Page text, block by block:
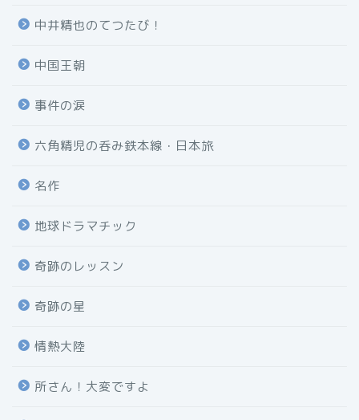
中井精也のてつたび！
中国王朝
事件の涙
六角精児の呑み鉄本線・日本旅
名作
地球ドラマチック
奇跡のレッスン
奇跡の星
情熱大陸
所さん！大変ですよ